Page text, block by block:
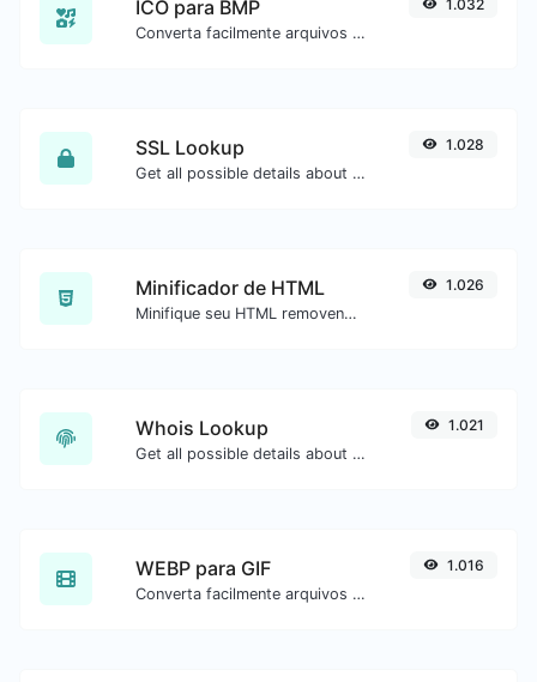
ICO para BMP
Converta facilmente arquivos de imagem ICO para BMP.
1.032
SSL Lookup
Get all possible details about an SSL certificate.
1.028
Minificador de HTML
Minifique seu HTML removendo todos os caracteres desnecessários.
1.026
Whois Lookup
Get all possible details about a domain name.
1.021
WEBP para GIF
Converta facilmente arquivos de imagem WEBP para GIF.
1.016